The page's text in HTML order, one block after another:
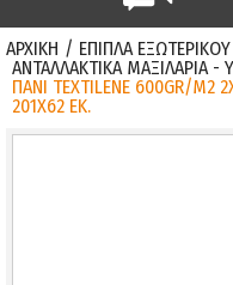
ΑΡΧΙΚΗ / ΕΠΙΠΛΑ
ΑΝΤΑΛΛΑΚΤΙΚΑ ΜΑΞΙΛΑΡΙΑ -
ΠΑΝΙ TEXTILENE 600GR/
201X62 ΕΚ.